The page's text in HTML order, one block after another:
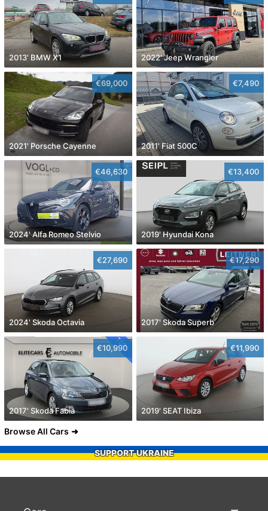
2013' BMW X1 2022' Jeep Wrangler
€69,000
2021' Porsche Cayenne
€7,490
2011' Fiat 500C
€46,630
2024' Alfa Romeo Stelvio
€13,400
2019' Hyundai Kona
€27,690
2024' Skoda Octavia
€17,290
2017' Skoda Superb
€10,990
2017' Skoda Fabia
€11,990
2019' SEAT Ibiza
Browse All Cars
SUPPORT UKRAINE